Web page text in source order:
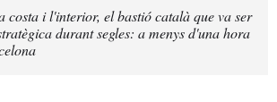
costa i l'interior, el bastió català que va ser
durant segles: a menys d'una hora